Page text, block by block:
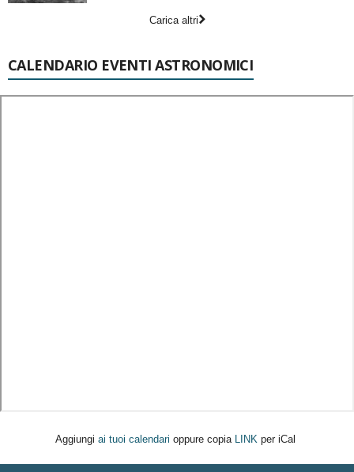
Carica altri
CALENDARIO EVENTI ASTRONOMICI
Aggiungi ai tuoi calendari oppure copia LINK per iCal